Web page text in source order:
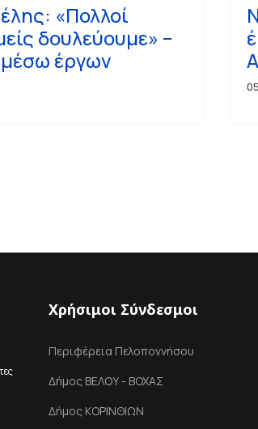
«Πολλοί
δουλεύουμε» –
έργων
Χρήσιμοι Σύνδεσμοι
Περιφέρεια Πελοποννήσου
Δήμος ΒΕΛΟΥ - ΒΟΧΑΣ
Δήμος ΚΟΡΙΝΘΙΩΝ